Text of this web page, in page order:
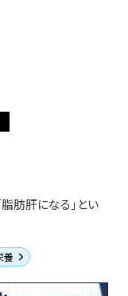
肪肝になる」とい
養